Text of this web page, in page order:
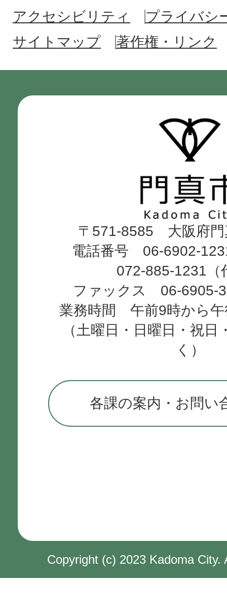
アクセシビリティ
プライバシ
サイトマップ
著作権・リンク
市
Kadoma
City
〒571-8585 大阪府門
電話番号 06-6902-
072-885-1231（
ファックス 06-6905-
業務時間 午前9時から午
（土曜日・日曜日・祝日
く）
各課の案内・お問い
Copyright (c) 2023 Kadoma City.